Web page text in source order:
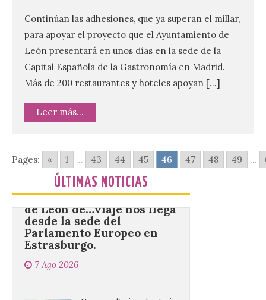
Continúan las adhesiones, que ya superan el millar,
para apoyar el proyecto que el Ayuntamiento de
León presentará en unos días en la sede de la
Capital Española de la Gastronomía en Madrid.
Más de 200 restaurantes y hoteles apoyan […]
Leer más...
Pages: « 1 ... 43 44 45 46 47 48 49 ...
ÚLTIMAS NOTICIAS
Tendrá lugar el 9 de
agosto en los aledaños del
monasterio cisterciense
de Santa María la Real de
Gradefes. Una cita
imprescindible para disfrutar de los
mejores dulces conventuales, tradición,
Ayuntamiento de Gradefes, intentando
La decimoctava fotografía
de León de…viaje nos llega
desde la sede del
Parlamento Europeo en
Estrasburgo.
7 Ago 2026